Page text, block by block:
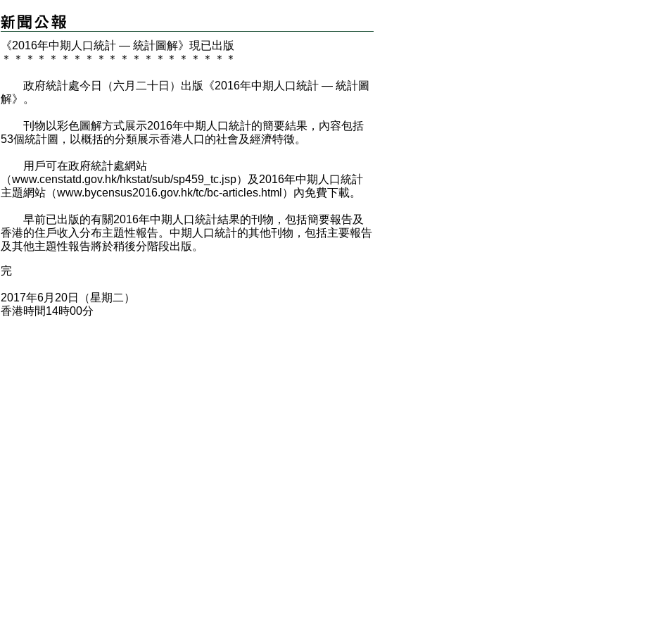
《2016年中期人口統計 — 統計圖解》現已出版
＊
＊ ＊ ＊ ＊ ＊ ＊ ＊ ＊ ＊ ＊ ＊ ＊ ＊ ＊ ＊ ＊ ＊ ＊ ＊
政府統計處今日（六月二十日）出版《2016年中期人口統計 — 統計圖
解》。
刊物以彩色圖解方式展示2016年中期人口統計的簡要結果，內容包括
53個統計圖，以概括的分類展示香港人口的社會及經濟特徵。
用戶可在政府統計處網站
（www.censtatd.gov.hk/hkstat/sub/sp459_tc.jsp）及2016年中期人口統計
主題網站（www.bycensus2016.gov.hk/tc/bc-articles.html ）內免費下載。
早前已出版的有關2016年中期人口統計結果的刊物，包括簡要報告及
香港的住戶收入分布主題性報告。中期人口統計的其他刊物，包括主要報告
及其他主題性報告將於稍後分階段出版。
完
2017年6月20日（星期二）
香港時間14時00分